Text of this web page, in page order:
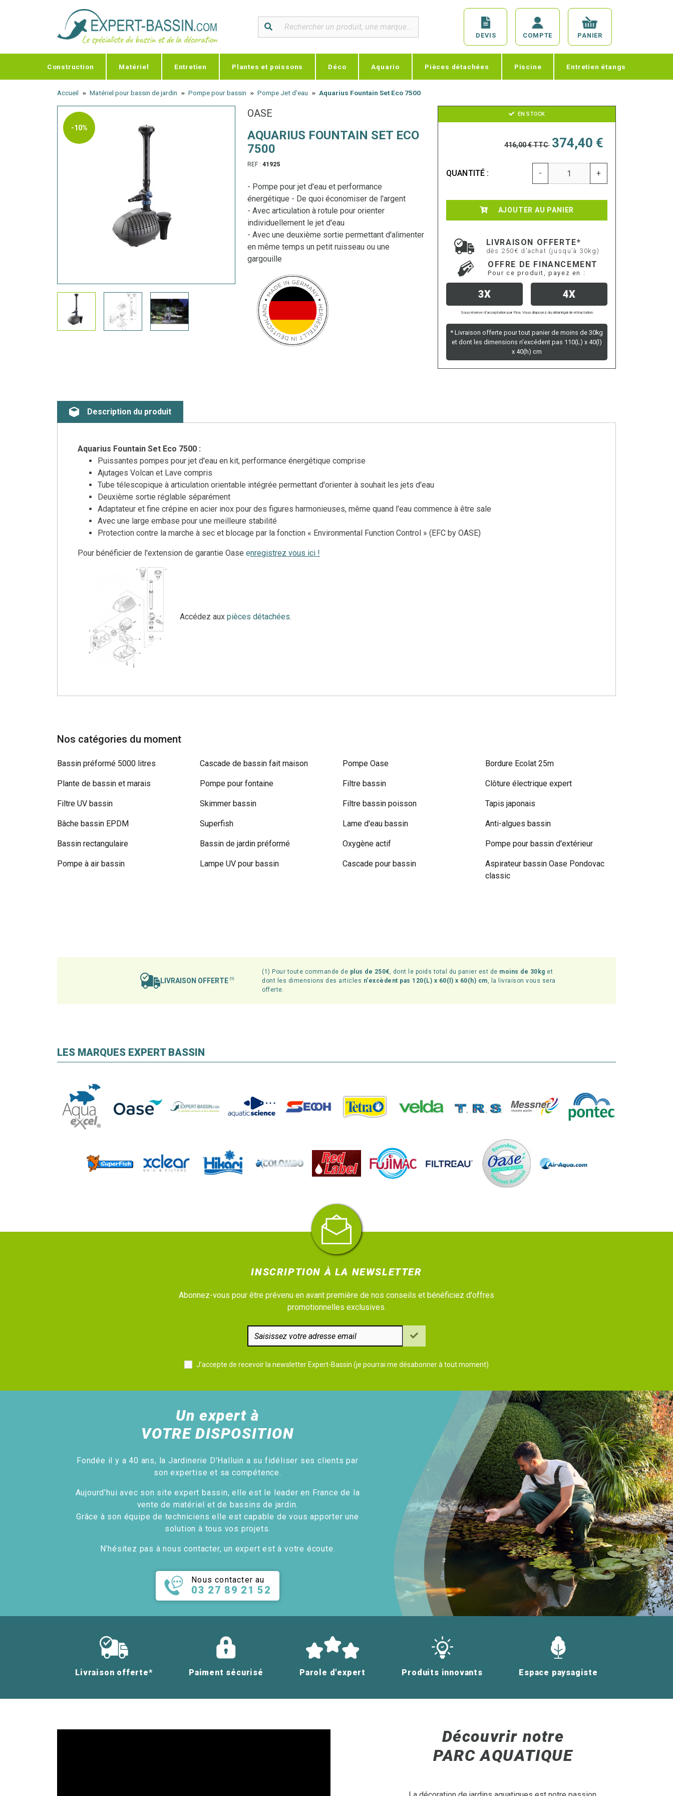
DEVIS COMPTE PANIER
Construction Matériel Entretien Plantes et poissons Déco Aquario Pièces détachées Piscine Entretien étangs
Accueil Matériel pour bassin de jardin Pompe pour bassin Pompe Jet d'eau Aquarius Fountain Set Eco 7500
-10%
OASE
AQUARIUS FOUNTAIN SET ECO
7500
REF : 41925
- Pompe pour jet d'eau et performance
énergétique - De quoi économiser de l'argent
- Avec articulation à rotule pour orienter
individuellement le jet d'eau
- Avec une deuxième sortie permettant d'alimenter
en même temps un petit ruisseau ou une
gargouille
EN STOCK
416,00 €TTC 374,40 €
QUANTITÉ : - +
AJOUTER AU PANIER
LIVRAISON OFFERTE*
dès 250€ d'achat (jusqu’à 30kg)
OFFRE DE FINANCEMENT
Pour ce produit, payez en :
3X 4X
Sous réserve d’acceptation par Floa. Vous disposez du délai légal de rétractation
* Livraison offerte pour tout panier de moins de 30kg
et dont les dimensions n'excédent pas 110(L) x 40(l)
x 40(h) cm
Description du produit
Aquarius Fountain Set Eco 7500 :
Puissantes pompes pour jet d'eau en kit, performance énergétique comprise
Ajutages Volcan et Lave compris
Tube télescopique à articulation orientable intégrée permettant d'orienter à souhait les jets d'eau
Deuxième sortie réglable séparément
Adaptateur et fine crépine en acier inox pour des figures harmonieuses, même quand l'eau commence à être sale
Avec une large embase pour une meilleure stabilité
Protection contre la marche à sec et blocage par la fonction « Environmental Function Control » (EFC by OASE)
Pour bénéficier de l'extension de garantie Oase enregistrez vous ici !
Accédez aux pièces détachées.
Nos catégories du moment
Bassin préformé 5000 litres
Plante de bassin et marais
Filtre UV bassin
Bâche bassin EPDM
Bassin rectangulaire
Pompe à air bassin
Cascade de bassin fait maison
Pompe pour fontaine
Skimmer bassin
Superfish
Bassin de jardin préformé
Lampe UV pour bassin
Pompe Oase
Filtre bassin
Filtre bassin poisson
Lame d'eau bassin
Oxygène actif
Cascade pour bassin
Bordure Ecolat 25m
Clôture électrique expert
Tapis japonais
Anti-algues bassin
Pompe pour bassin d'extérieur
Aspirateur bassin Oase Pondovac
classic
LIVRAISON OFFERTE(1)
(1) Pour toute commande de plus de 250€, dont le poids total du panier est de moins de 30kg et
dont les dimensions des articles n'excèdent pas 120(L) x 60(l) x 60(h) cm, la livraison vous sera
offerte.
LES MARQUES EXPERT BASSIN
INSCRIPTION À LA NEWSLETTER
Abonnez-vous pour être prévenu en avant première de nos conseils et bénéficiez d'offres
promotionnelles exclusives.
J'accepte de recevoir la newsletter Expert-Bassin (je pourrai me désabonner à tout moment)
Un expert à
VOTRE DISPOSITION
Fondée il y a 40 ans, la Jardinerie D'Halluin a su fidéliser ses clients par
son expertise et sa compétence.
Aujourd'hui avec son site expert bassin, elle est le leader en France de la
vente de matériel et de bassins de jardin.
Grâce à son équipe de techniciens elle est capable de vous apporter une
solution à tous vos projets.
N'hésitez pas à nous contacter, un expert est à votre écoute.
Nous contacter au
03 27 89 21 52
Livraison offerte* Paiment sécurisé Parole d'expert Produits innovants Espace paysagiste
Découvrir notre
PARC AQUATIQUE